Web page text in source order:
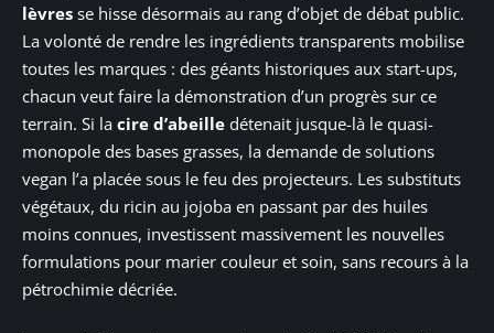
lèvres se hisse désormais au rang d’objet de débat public.
La volonté de rendre les ingrédients transparents mobilise
toutes les marques : des géants historiques aux start-ups,
chacun veut faire la démonstration d’un progrès sur ce
terrain. Si la cire d’abeille détenait jusque-là le quasi-
monopole des bases grasses, la demande de solutions
vegan l’a placée sous le feu des projecteurs. Les substituts
végétaux, du ricin au jojoba en passant par des huiles
moins connues, investissent massivement les nouvelles
formulations pour marier couleur et soin, sans recours à la
pétrochimie décriée.